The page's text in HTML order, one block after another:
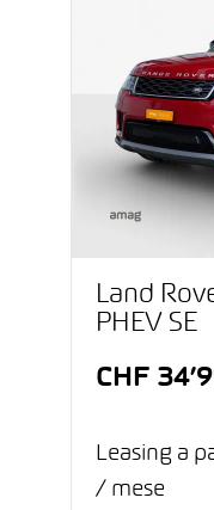
Land
PHEV SE
CHF
Leasing a
/ mese